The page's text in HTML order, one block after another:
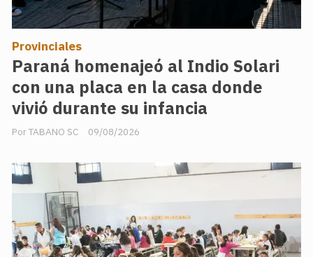
Paraná homenajeó al Indio Solari
con una placa en la casa donde
vivió durante su infancia
TABANO SC
Provinciales
09/08/2026